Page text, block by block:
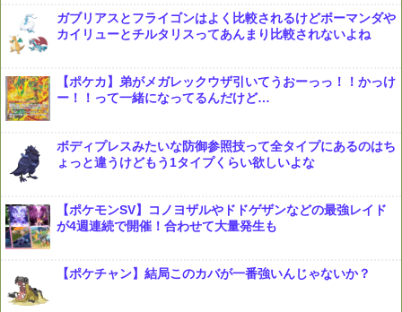
ガブリアスとフライゴンはよく比較されるけどボーマンダや
カイリューとチルタリスってあんまり比較されないよね
【ポケカ】弟がメガレックウザ引いてうおーっっ！！かっけ
ー！！って一緒になってるんだけど…
ボディプレスみたいな防御参照技って全タイプにあるのはち
ょっと違うけどもう1タイプくらい欲しいよな
【ポケモンSV】コノヨザルやドドゲザンなどの最強レイド
が4週連続で開催！合わせて大量発生も
【ポケチャン】結局このカバが一番強いんじゃないか？